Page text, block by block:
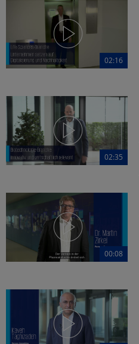
02:16
02:35
00:08